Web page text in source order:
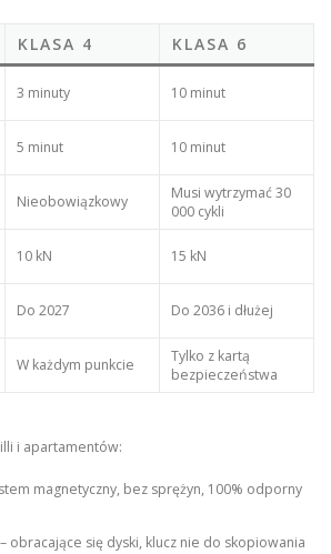
KLASA 4 KLASA 6
3 minuty 10 minut
5 minut 10 minut
Nieobowiązkowy
Musi wytrzymać 30
000 cykli
10 kN 15 kN
Do 2027 Do 2036 i dłużej
W każdym punkcie
Tylko z kartą
bezpieczeństwa
i apartamentów:
magnetyczny, bez sprężyn, 100% odporny
obracające się dyski, klucz nie do skopiowania